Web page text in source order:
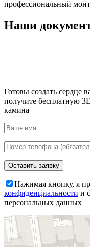
профессиональный
Наши
Готовы создать сердце
получите бесплатную
камина
Нажимая кнопку, я
конфиденциальности и
персональных данных